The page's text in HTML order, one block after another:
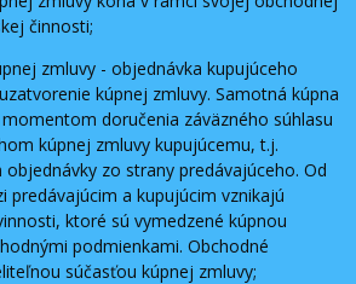
činnosti;
zmluvy - objednávka kupujúceho
kúpnej zmluvy. Samotná kúpna
doručenia záväzného súhlasu
kúpnej zmluvy kupujúcemu, t.j.
zo strany predávajúceho. Od
a kupujúcim vznikajú
ktoré sú vymedzené kúpnou
podmienkami. Obchodné
súčasťou kúpnej zmluvy;